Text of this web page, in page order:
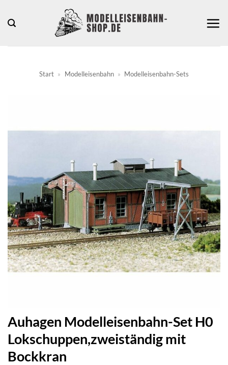
Inhalt
Start » Modelleisenbahn » Modelleisenbahn-Sets
Auhagen Modelleisenbahn-Set H0
Lokschuppen,zweiständig mit
Bockkran